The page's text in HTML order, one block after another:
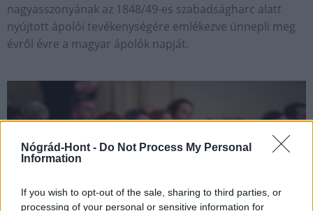
Nógrád-Hont - Do Not Process My Personal
Information
If you wish to opt-out of the sale, sharing to third parties, or
processing of your personal or sensitive information for
nagyasszonyának az 1848/49-es szabadságharc alatt
nyújtott ápolói tevékenységére emlékezve ünnepli meg
évről évre a magyar ápolók napját.